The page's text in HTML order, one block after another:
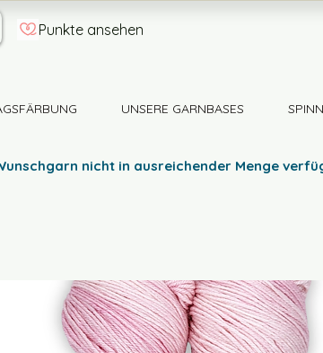
Punkte ansehen
UNSERE GARNBASES
nicht in ausreichender Menge